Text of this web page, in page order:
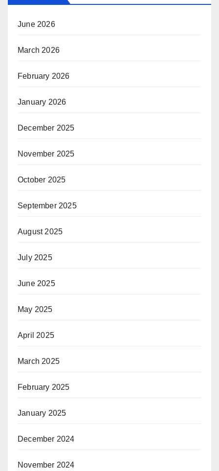
June 2026
March 2026
February 2026
January 2026
December 2025
November 2025
October 2025
September 2025
August 2025
July 2025
June 2025
May 2025
April 2025
March 2025
February 2025
January 2025
December 2024
November 2024